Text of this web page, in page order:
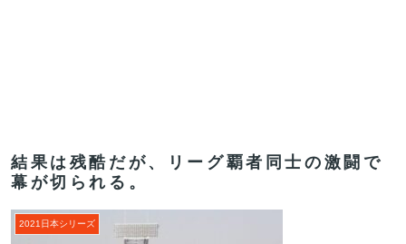
結果は残酷だが、リーグ覇者同士の激闘で
幕が切られる。
2021日本シリーズ